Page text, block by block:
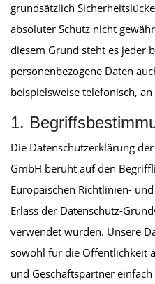
grundsätzlich
absoluter Schutz nicht
diesem Grund steht es jeder
personenbezogene Daten
beispielsweise telefonisch,
1.
Die Datenschutzerklärung
GmbH beruht auf den
Europäischen Richtlinien-
Erlass der Datenschutz-
verwendet wurden. Unsere
sowohl für die Öffentlichkeit
und Geschäftspartner